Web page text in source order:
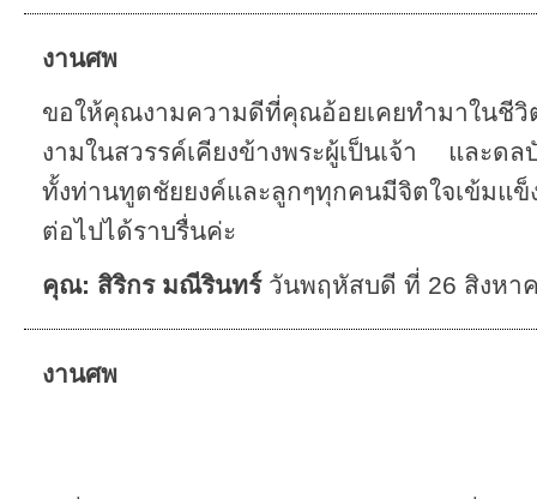
งานศพ
ขอให้คุณงามความดีที่คุณอ้อยเคยทำมาในชี
งามในสวรรค์เคียงข้างพระผู้เป็นเจ้า และด
ทั้งท่านทูตชัยยงค์และลูกๆทุกคนมีจิตใจเข้มแ
ต่อไปได้ราบรื่นค่ะ
คุณ: สิริกร มณีรินทร์ วันพฤหัสบดี ที่ 26 สิงหา
งานศพ